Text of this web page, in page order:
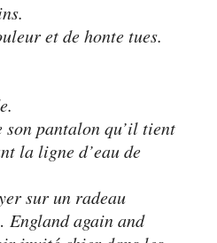
et de honte tues.
son pantalon qu’il tient
la ligne d’eau de
sur un radeau
again and